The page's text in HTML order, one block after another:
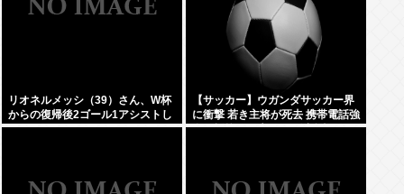
リオネルメッシ（39）さん、W杯
からの復帰後2ゴール1アシストし
てしまうwww
【サッカー】ウガンダサッカー界
に衝撃 若き主将が死去 携帯電話強
盗に抵抗した末に石で滅多打ち…